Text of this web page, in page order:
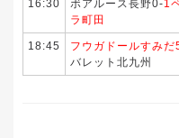
16:30 ボアルース長野0-1
ラ町田
18:45 フウガドールすみだ
バレット北九州